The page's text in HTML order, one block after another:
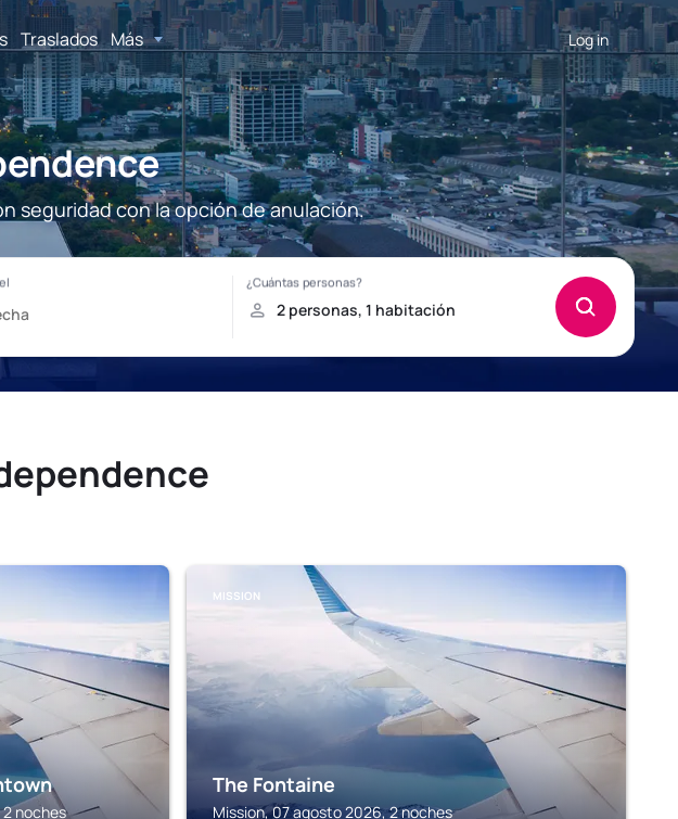
Traslados Más Log in
seguridad con la opción de anulación.
noches
MISSION
The Fontaine
Mission, 07 agosto 2026, 2 noches